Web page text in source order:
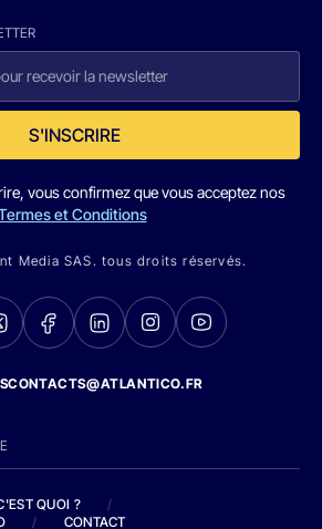
S'INSCRIRE
vous confirmez que vous acceptez nos
et Conditions
Media SAS. tous droits réservés.
QUOI ?
/
/ CONTACT